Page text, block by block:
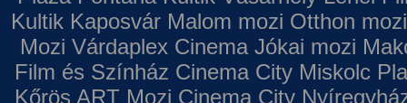
Kultik Kaposvár Malom mozi Otthon mozi
Mozi Várdaplex Cinema Jókai mozi
Film és Színház Cinema City Miskolc
Kőrös ART Mozi Cinema City